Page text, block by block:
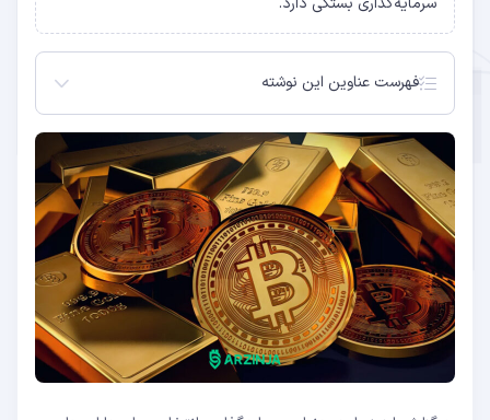
فهرست عناوین این نوشته
ویژگی‌های سرمایه‌گذاری در بیت‌کوین
مقایسه طلا و BTC در سال ۲۰۲۵
جمع‌بندی: کدام گزینه برای سرمایه‌گذاری در سال ۲۰۲۵
بهتر است؟
پرسش و پاسخ
ثبات و امنیت طلا در برابر بیت‌کوین
نقدشوندگی بالا
پوشش در برابر تورم
رشد محدود قیمتی
رشد سریع و بازدهی بالا بیت‌کوین
غیرمتمرکز بودن